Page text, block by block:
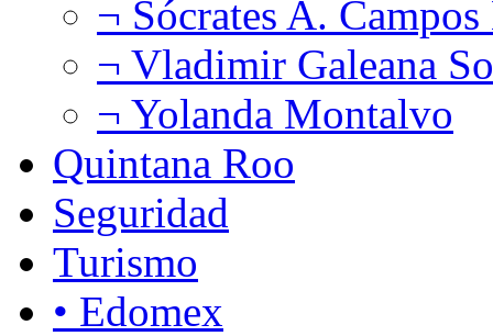
¬ Sócrates A.
¬ Vladimir Galeana
¬ Yolanda Montalvo
Quintana Roo
Seguridad
Turismo
• Edomex